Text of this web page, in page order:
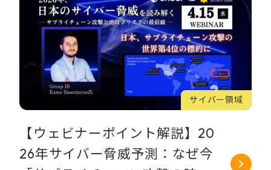
サイバー領域
【ウェビナーポイント解説】20
26年サイバー脅威予測：なぜ今